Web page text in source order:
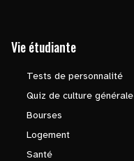
Vie étudiante
Tests de personnalité
Quiz de culture générale
Bourses
Logement
Santé